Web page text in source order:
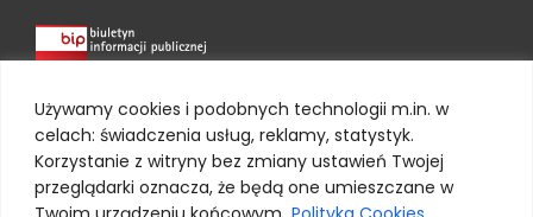
Używamy cookies i podobnych technologii m.in. w
celach: świadczenia usług, reklamy, statystyk.
Korzystanie z witryny bez zmiany ustawień Twojej
przeglądarki oznacza, że będą one umieszczane w